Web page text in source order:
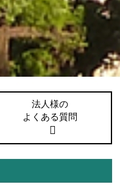
法人様の
よくある質問